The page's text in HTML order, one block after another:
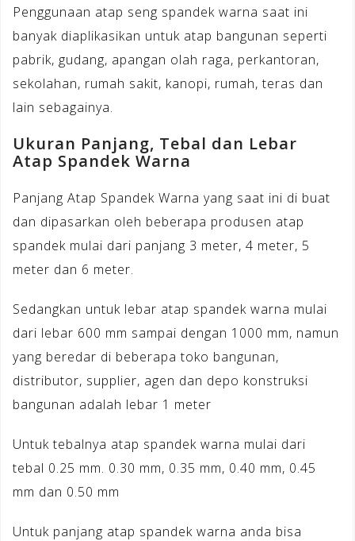
Penggunaan atap seng spandek warna saat ini
banyak diaplikasikan untuk atap bangunan seperti
pabrik, gudang, apangan olah raga, perkantoran,
sekolahan, rumah sakit, kanopi, rumah, teras dan
lain sebagainya.
Ukuran Panjang, Tebal dan Lebar
Atap Spandek Warna
Panjang Atap Spandek Warna yang saat ini di buat
dan dipasarkan oleh beberapa produsen atap
spandek mulai dari panjang 3 meter, 4 meter, 5
meter dan 6 meter.
Sedangkan untuk lebar atap spandek warna mulai
dari lebar 600 mm sampai dengan 1000 mm, namun
yang beredar di beberapa toko bangunan,
distributor, supplier, agen dan depo konstruksi
bangunan adalah lebar 1 meter
Untuk tebalnya atap spandek warna mulai dari
tebal 0.25 mm. 0.30 mm, 0.35 mm, 0.40 mm, 0.45
mm dan 0.50 mm
Untuk panjang atap spandek warna anda bisa